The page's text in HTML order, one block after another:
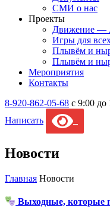
СМИ о нас
Проекты
Движение —
Игры для
Плывём и
Плывём и
Мероприятия
Контакты
8-920-862-05-68 с 9:00 до
Написать
Новости
Главная Новости
Выходные, которые